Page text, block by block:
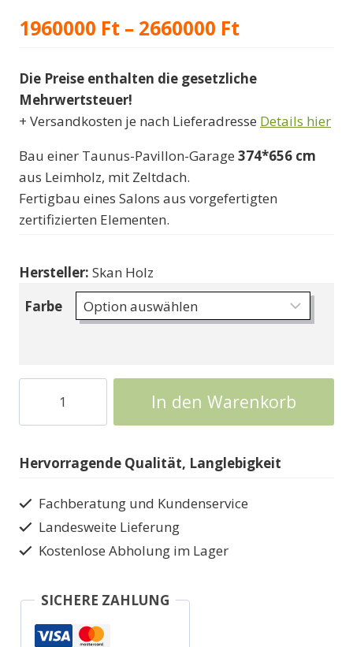
1960000 Ft – 2660000 Ft
bis
2660000 Ft
Die Preise enthalten die gesetzliche
Mehrwertsteuer!
+ Versandkosten je nach Lieferadresse Details hier
Bau einer Taunus-Pavillon-Garage 374*656 cm
aus Leimholz, mit Zeltdach.
Fertigbau eines Salons aus vorgefertigten
zertifizierten Elementen.
Hersteller: Skan Holz
Farbe
Pavillon
Taunus
Menge
In den Warenkorb
Hervorragende Qualität, Langlebigkeit
Fachberatung und Kundenservice
Landesweite Lieferung
Kostenlose Abholung im Lager
SICHERE ZAHLUNG